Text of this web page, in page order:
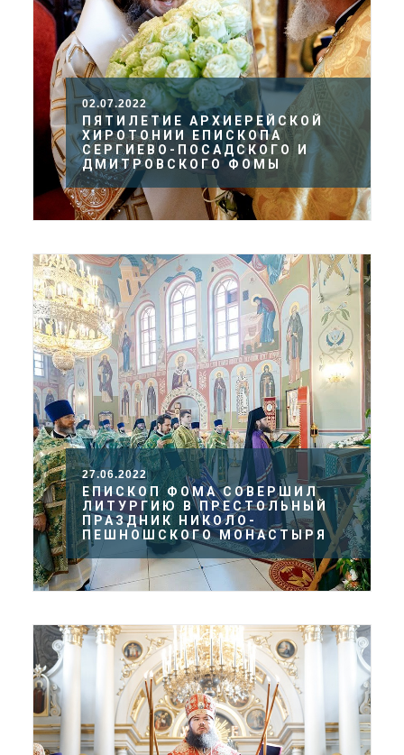
02.07.2022
ПЯТИЛЕТИЕ АРХИЕРЕЙСКОЙ
ХИРОТОНИИ ЕПИСКОПА
СЕРГИЕВО-ПОСАДСКОГО И
ДМИТРОВСКОГО ФОМЫ
27.06.2022
ЕПИСКОП ФОМА СОВЕРШИЛ
ЛИТУРГИЮ В ПРЕСТОЛЬНЫЙ
ПРАЗДНИК НИКОЛО-
ПЕШНОШСКОГО МОНАСТЫРЯ